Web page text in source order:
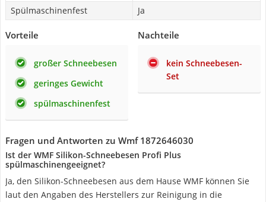
Spülmaschinenfest
Ja
Vorteile
großer Schneebesen
geringes Gewicht
spülmaschinenfest
Nachteile
kein Schneebesen-
Set
Fragen und Antworten zu Wmf 1872646030
Ist der WMF Silikon-Schneebesen Profi Plus
spülmaschinengeeignet?
Ja, den Silikon-Schneebesen aus dem Hause WMF können Sie
laut den Angaben des Herstellers zur Reinigung in die